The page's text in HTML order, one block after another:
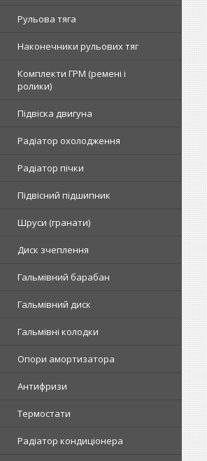
Рульова тяга
Наконечники рульових тяг
Комплекти ГРМ (ремені і
ролики)
Підвіска двигуна
Радіатор охолодження
Радіатор пічки
Підвісний підшипник
Шруси (гранати)
Диск зчеплення
Гальмівний барабан
Гальмівний диск
Гальмівні колодки
Опори амортизатора
Антифризи
Термостати
Радіатор кондиціонера